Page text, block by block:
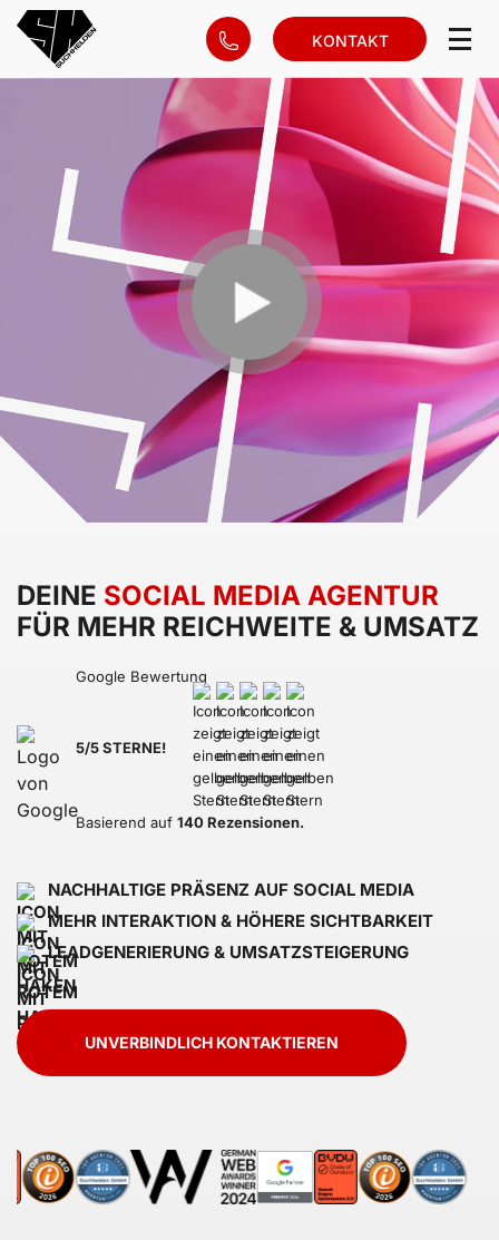
KONTAKT
DEINE SOCIAL MEDIA AGENTUR
FÜR MEHR REICHWEITE & UMSATZ
Google Bewertung
5/5 STERNE!
Basierend auf 140 Rezensionen.
NACHHALTIGE PRÄSENZ AUF SOCIAL MEDIA
MEHR INTERAKTION & HÖHERE SICHTBARKEIT
LEADGENERIERUNG & UMSATZSTEIGERUNG
UNVERBINDLICH KONTAKTIEREN